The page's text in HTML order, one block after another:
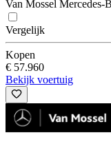
Van Mossel
Vergelijk
Kopen
€ 57.960
Bekijk voertuig